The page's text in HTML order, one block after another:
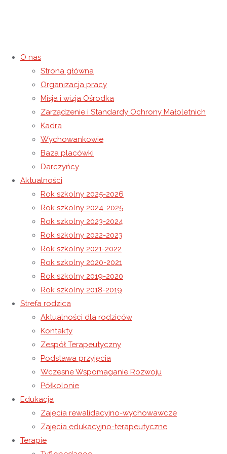
O nas
Strona główna
Organizacja pracy
Misja i wizja Ośrodka
Zarządzenie i Standardy Ochrony Małoletnich
Kadra
Wychowankowie
Baza placówki
Darczyńcy
Aktualności
Rok szkolny 2025-2026
Rok szkolny 2024-2025
Rok szkolny 2023-2024
Rok szkolny 2022-2023
Rok szkolny 2021-2022
Rok szkolny 2020-2021
Rok szkolny 2019-2020
Rok szkolny 2018-2019
Strefa rodzica
Aktualności dla rodziców
Kontakty
Zespół Terapeutyczny
Podstawa przyjęcia
Wczesne Wspomaganie Rozwoju
Półkolonie
Edukacja
Zajęcia rewalidacyjno-wychowawcze
Zajęcia edukacyjno-terapeutyczne
Terapie
Kategoria:Rok szkolny 2019-
2020
Strona główna Archiwum dla kategorii „Rok szkolny 2019-
(Strona 6)
24 października 201926 listopada 2020
XII Przegląd Twórczości
Artystycznej Osób
Niepełnosprawnych Powiatu
Łańcuckiego